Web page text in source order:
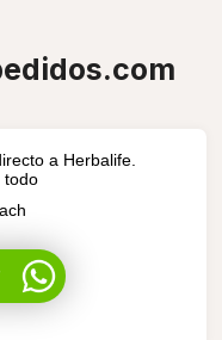
a Herbalife.
todo